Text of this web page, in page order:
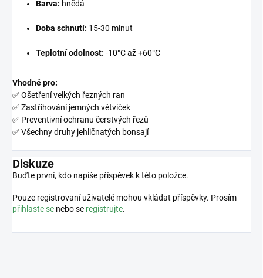
Barva: hnědá
Doba schnutí: 15-30 minut
Teplotní odolnost: -10°C až +60°C
Vhodné pro:
✅ Ošetření velkých řezných ran
✅ Zastřihování jemných větviček
✅ Preventivní ochranu čerstvých řezů
✅ Všechny druhy jehličnatých bonsají
Diskuze
Buďte první, kdo napíše příspěvek k této položce.
Pouze registrovaní uživatelé mohou vkládat příspěvky. Prosím
přihlaste se nebo se registrujte.